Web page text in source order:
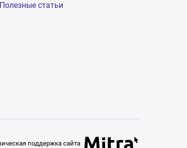
Полезные статьи
поддержка сайта